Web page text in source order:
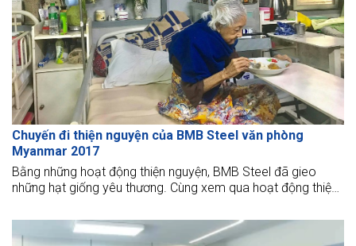
Chuyến đi thiện nguyện của BMB Steel văn phòng
Myanmar 2017
Bằng những hoạt động thiện nguyện, BMB Steel đã gieo
những hạt giống yêu thương. Cùng xem qua hoạt động thiện